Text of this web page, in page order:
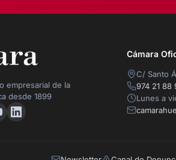
empresarial de la
desde 1899
Cámara
C/ Santo
974 21 88
Lunes a